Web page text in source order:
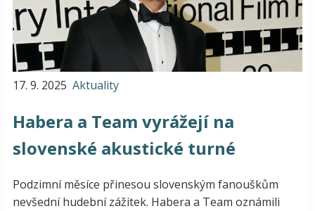
17. 9. 2025 Aktuality
Habera a Team vyrážejí na
slovenské akustické turné
Podzimní měsíce přinesou slovenským fanouškům
nevšední hudební zážitek. Habera a Team oznámili